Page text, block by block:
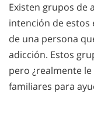
Existen grupos de
intención de estos
de una persona
adicción. Estos
pero ¿realmente
familiares para